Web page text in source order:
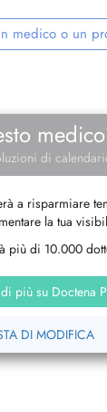
medico o un
di
a risparmiare
la tua
più di 10.000
più su Doctena
DI MODIFICA